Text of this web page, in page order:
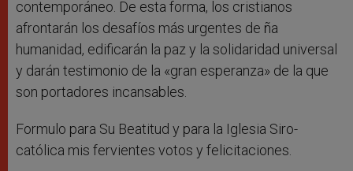
contemporáneo. De esta forma, los cristianos
afrontarán los desafíos más urgentes de ña
humanidad, edificarán la paz y la solidaridad universal
y darán testimonio de la «gran esperanza» de la que
son portadores incansables.
Formulo para Su Beatitud y para la Iglesia Siro-
católica mis fervientes votos y felicitaciones.